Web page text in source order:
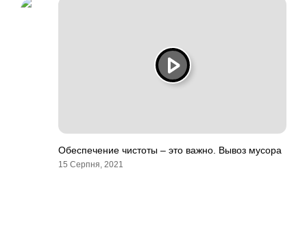
Обеспечение чистоты – это важно. Вывоз мусора
15 Серпня, 2021